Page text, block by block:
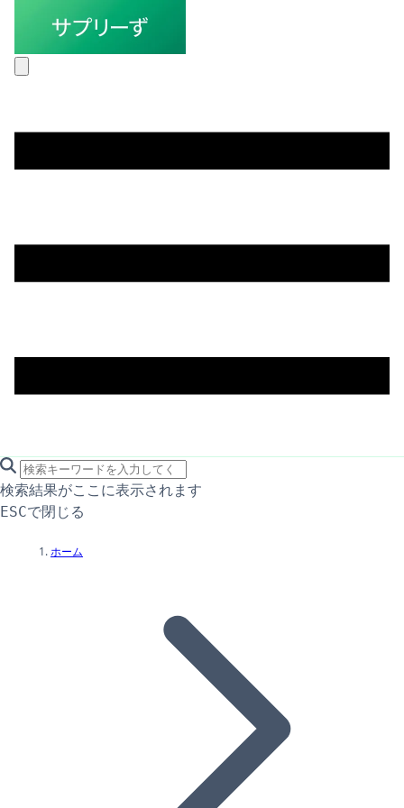
search icon
サイト内検索
検索結果がここに表示されます
ESCで閉じる
ホーム